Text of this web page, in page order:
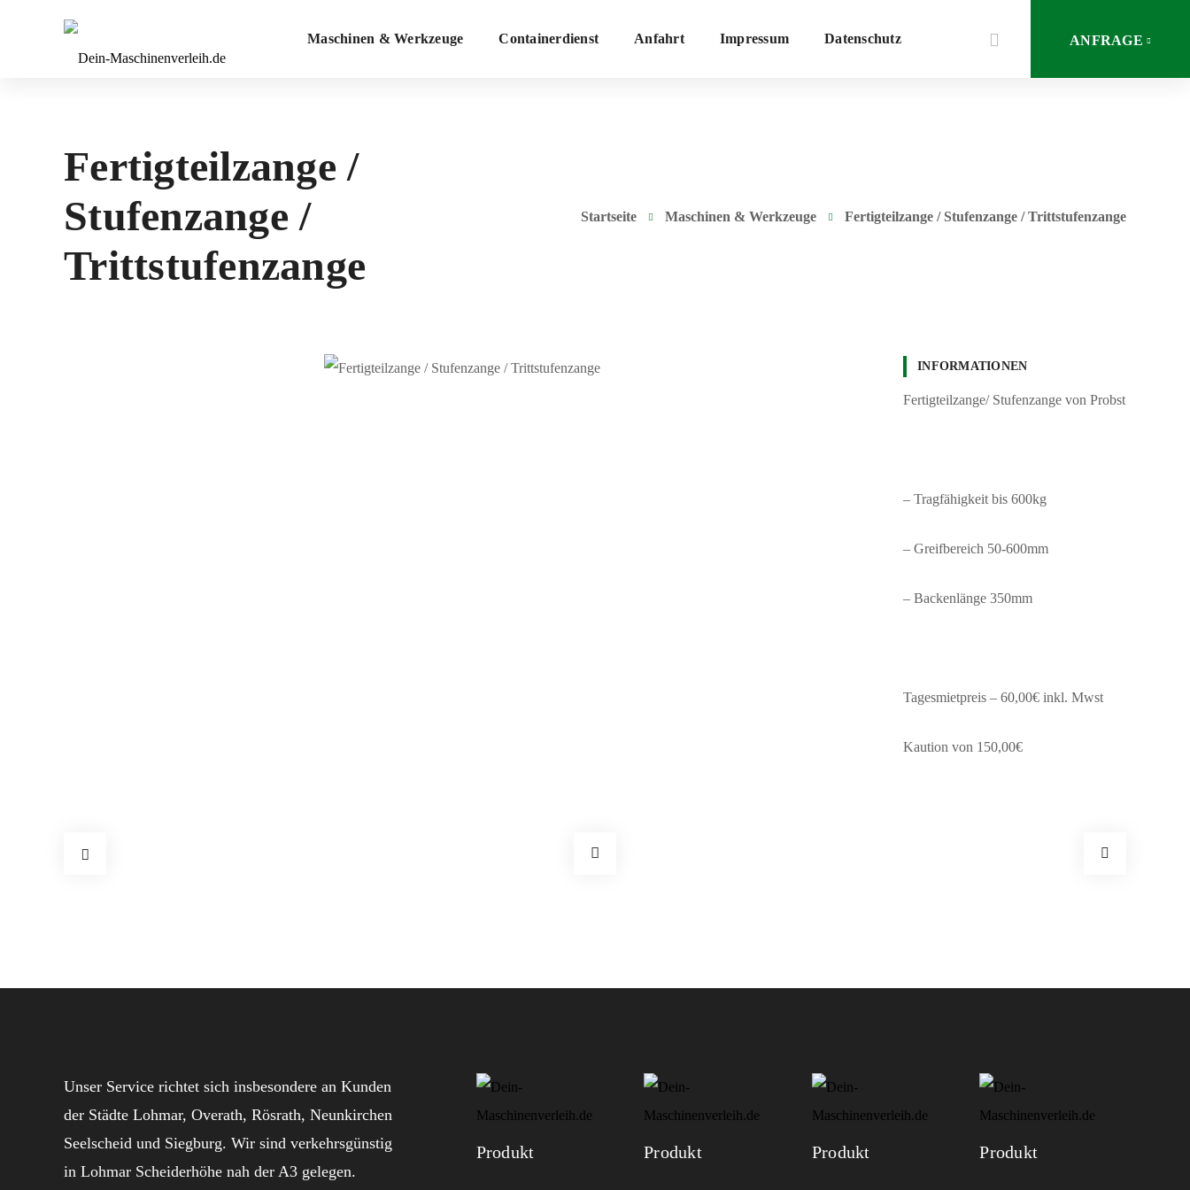
Maschinen & Werkzeuge Containerdienst Anfahrt Impressum Datenschutz ANFRAGE
Fertigteilzange /
Stufenzange /
Trittstufenzange
Startseite Maschinen & Werkzeuge Fertigteilzange / Stufenzange / Trittstufenzange
INFORMATIONEN
Fertigteilzange/ Stufenzange von Probst
– Tragfähigkeit bis 600kg
– Greifbereich 50-600mm
– Backenlänge 350mm
Tagesmietpreis – 60,00€ inkl. Mwst
Kaution von 150,00€
Unser Service richtet sich insbesondere an Kunden
der Städte Lohmar, Overath, Rösrath, Neunkirchen
Seelscheid und Siegburg. Wir sind verkehrsgünstig
in Lohmar Scheiderhöhe nah der A3 gelegen.
Produkt Produkt Produkt Produkt